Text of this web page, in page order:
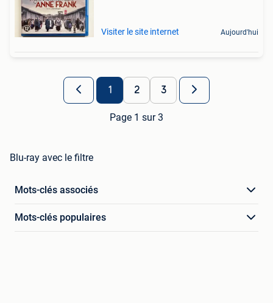
Visiter le site internet Aujourd'hui
1 2 3
Page 1 sur 3
Blu-ray avec le filtre
Mots-clés associés
Mots-clés populaires